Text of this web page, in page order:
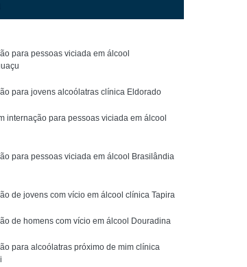
Químicos
Químicos
Clínica de Reabilitação Cascavel
de Reabilitação para Alcoólatras
de Reabilitação para Jovens
Recuperação
de Recuperação
de Recuperação
para Jovens
para pessoas viciada em álcool
para jovens alcoólatras clínica Eldorado
internação para pessoas viciada em álcool
para pessoas viciada em álcool Brasilândia
de jovens com vício em álcool clínica Tapira
de homens com vício em álcool Douradina
para alcoólatras próximo de mim clínica